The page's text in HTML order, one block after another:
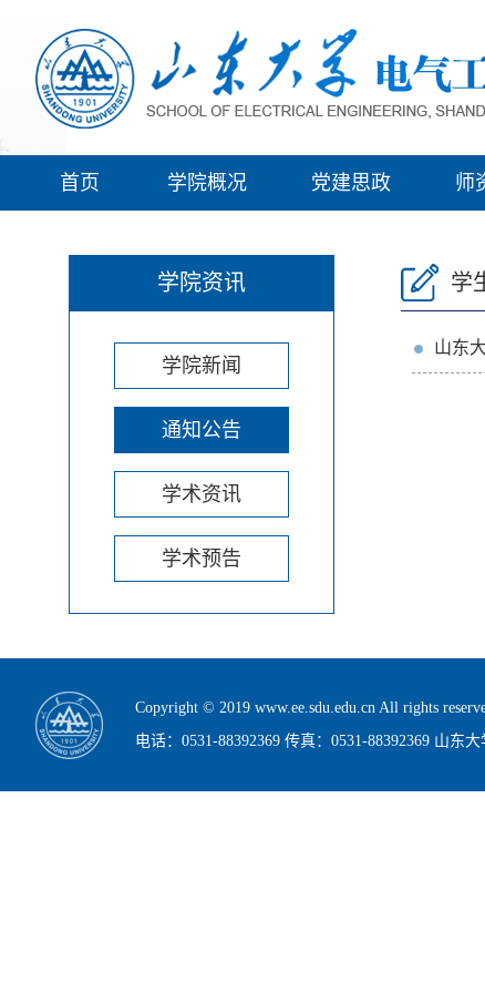
首页 学院概况 党建思政 师
学院资讯
学院新闻
通知公告
学术资讯
学术预告
学
山东
Copyright © 2019 www.ee.sdu.edu.cn All rights
电话：0531-88392369 传真：0531-88392369 山东